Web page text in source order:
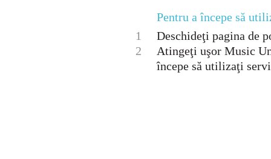
Pentru a începe să
1
Deschideţi pagina de
2
Atingeţi uşor Music
începe să utilizaţi